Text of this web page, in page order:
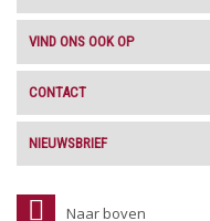
VIND ONS OOK OP
CONTACT
NIEUWSBRIEF
Naar boven